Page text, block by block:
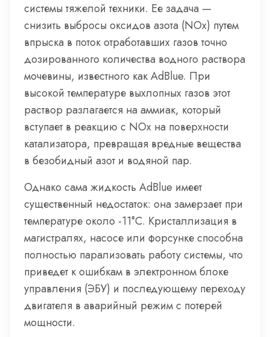
системы тяжелой техники. Ее задача —
снизить выбросы оксидов азота (NOx) путем
впрыска в поток отработавших газов точно
дозированного количества водного раствора
мочевины, известного как AdBlue. При
высокой температуре выхлопных газов этот
раствор разлагается на аммиак, который
вступает в реакцию с NOx на поверхности
катализатора, превращая вредные вещества
в безобидный азот и водяной пар.
Однако сама жидкость AdBlue имеет
существенный недостаток: она замерзает при
температуре около -11°C. Кристаллизация в
магистралях, насосе или форсунке способна
полностью парализовать работу системы, что
приведет к ошибкам в электронном блоке
управления (ЭБУ) и последующему переходу
двигателя в аварийный режим с потерей
мощности.